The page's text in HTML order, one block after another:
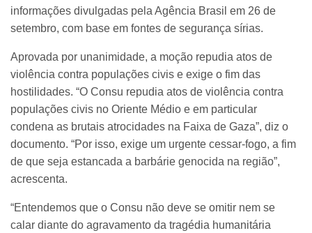
informações divulgadas pela Agência Brasil em 26 de
setembro, com base em fontes de segurança sírias.
Aprovada por unanimidade, a moção repudia atos de
violência contra populações civis e exige o fim das
hostilidades. “O Consu repudia atos de violência contra
populações civis no Oriente Médio e em particular
condena as brutais atrocidades na Faixa de Gaza”, diz o
documento. “Por isso, exige um urgente cessar-fogo, a fim
de que seja estancada a barbárie genocida na região”,
acrescenta.
“Entendemos que o Consu não deve se omitir nem se
calar diante do agravamento da tragédia humanitária